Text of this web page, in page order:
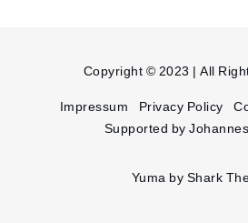
Copyright © 2023 | All
Impressum Privacy Policy
Supported by
Yuma by Shark